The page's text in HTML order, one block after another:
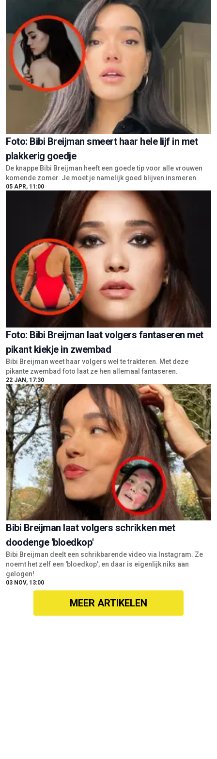
Foto: Bibi Breijman smeert haar hele lijf in met
plakkerig goedje
De knappe Bibi Breijman heeft een goede tip voor alle vrouwen
komende zomer. Je moet je namelijk goed blijven insmeren.
05 APR, 11:00
Foto: Bibi Breijman laat volgers fantaseren met
pikant kiekje in zwembad
Bibi Breijman weet haar volgers wel te trakteren. Met deze
pikante zwembad foto laat ze hen allemaal fantaseren.
22 JAN, 17:30
Bibi Breijman laat volgers schrikken met
doodenge 'bloedkop'
Bibi Breijman deelt een schrikbarende video via Instagram. Ze
noemt het zelf een 'bloedkop', en daar is eigenlijk niks aan
gelogen!
03 NOV, 13:00
MEER ARTIKELEN